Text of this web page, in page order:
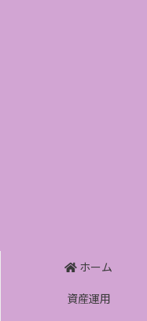
ホーム
資産運用